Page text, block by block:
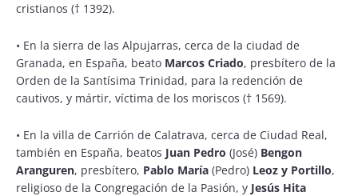
cristianos († 1392).
• En la sierra de las Alpujarras, cerca de la ciudad de
Granada, en España, beato Marcos Criado, presbítero de la
Orden de la Santísima Trinidad, para la redención de
cautivos, y mártir, víctima de los moriscos († 1569).
• En la villa de Carrión de Calatrava, cerca de Ciudad Real,
también en España, beatos Juan Pedro (José) Bengon
Aranguren, presbítero, Pablo María (Pedro) Leoz y Portillo,
religioso de la Congregación de la Pasión, y Jesús Hita